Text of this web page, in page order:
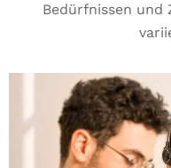
Bedürfnissen und